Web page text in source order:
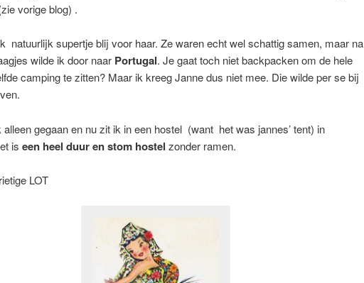
vorige blog) .
natuurlijk supertje blij voor haar. Ze waren echt wel schattig samen, maar na
wilde ik door naar Portugal. Je gaat toch niet backpacken om de hele
camping te zitten? Maar ik kreeg Janne dus niet mee. Die wilde per se bij
alleen gegaan en nu zit ik in een hostel (want het was jannes’ tent) in
is een heel duur en stom hostel zonder ramen.
LOT